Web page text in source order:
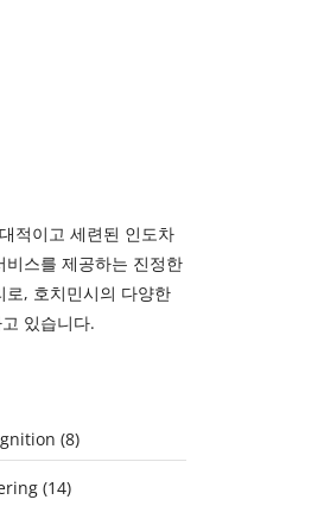
적이고 세련된 인도차
비스를 제공하는 진정한
로, 호치민시의 다양한
있습니다.
(8)
(14)